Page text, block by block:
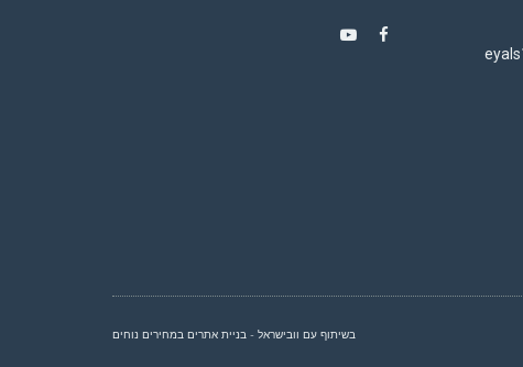
בשיתוף עם וובישראל - בניית אתרים במחירים נוחים